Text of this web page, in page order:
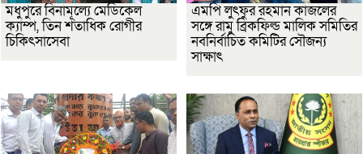
মধুপুরে বিনামূল্যে মেডিকেল
ক্যাম্প, তিন শতাধিক রোগীর
চিকিৎসাসেবা
এমপি লুৎফুর রহমান কাজলের
সঙ্গে রামু ব্রিকফিল্ড মালিক সমিতির
নবনির্বাচিত কমিটির সৌজন্য
সাক্ষাৎ